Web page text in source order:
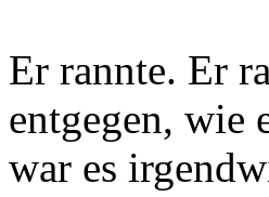
Er rannte. Er
entgegen, wie
war es